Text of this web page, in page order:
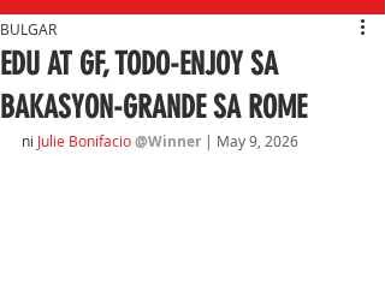
EDU AT GF, TODO-ENJOY SA
BAKASYON-GRANDE SA ROME
BULGAR
ni Julie Bonifacio@Winner | May 9, 2026